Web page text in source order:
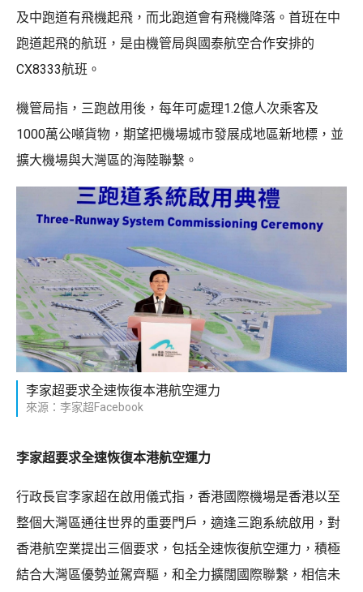
及中跑道有飛機起飛，而北跑道會有飛機降落。首班在中
跑道起飛的航班，是由機管局與國泰航空合作安排的
CX8333航班。
機管局指，三跑啟用後，每年可處理1.2億人次乘客及
1000萬公噸貨物，期望把機場城市發展成地區新地標，並
擴大機場與大灣區的海陸聯繫。
李家超要求全速恢復本港航空運力
來源：李家超Facebook
李家超要求全速恢復本港航空運力
行政長官李家超在啟用儀式指，香港國際機場是香港以至
整個大灣區通往世界的重要門戶，適逢三跑系統啟用，對
香港航空業提出三個要求，包括全速恢復航空運力，積極
結合大灣區優勢並駕齊驅，和全力擴闊國際聯繫，相信未